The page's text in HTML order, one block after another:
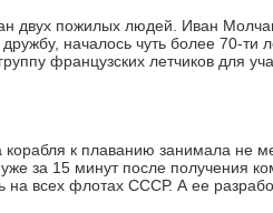
двух пожилых людей. Иван
началось чуть более 70-ти
французских летчиков для
к плаванию занимала не
за 15 минут после получения
на всех флотах СССР. А ее